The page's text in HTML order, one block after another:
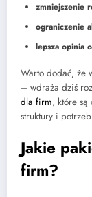
zmniejszenie
ograniczenie
lepsza opinia
Warto dodać, że
– wdraża dziś
dla firm, które są
struktury i potrzeb
Jakie
firm?